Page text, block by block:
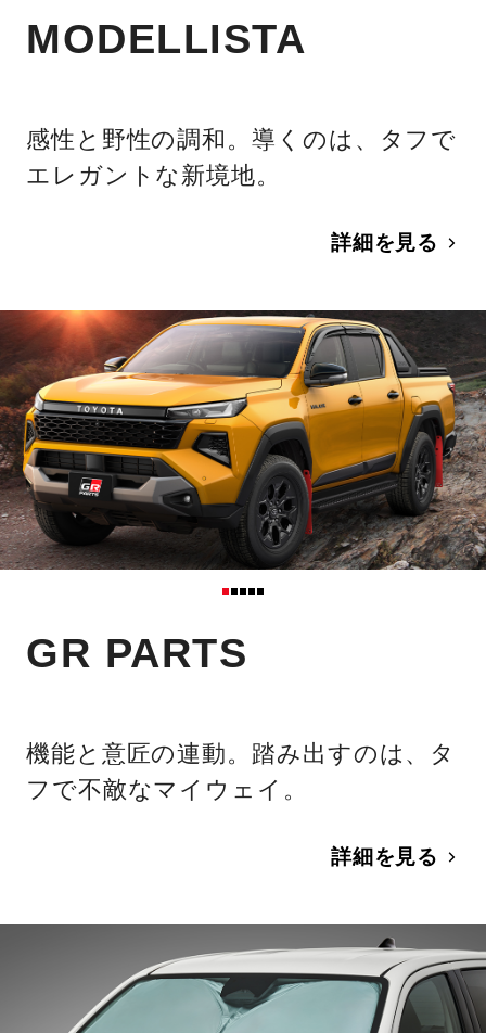
MODELLISTA
感性と野性の調和。導くのは、タフで
エレガントな新境地。
詳細を見る
GR PARTS
機能と意匠の連動。踏み出すのは、タ
フで不敵なマイウェイ。
詳細を見る